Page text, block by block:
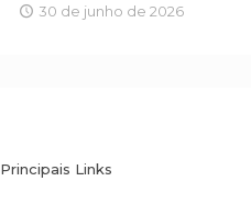
30 de junho de 2026
Principais Links